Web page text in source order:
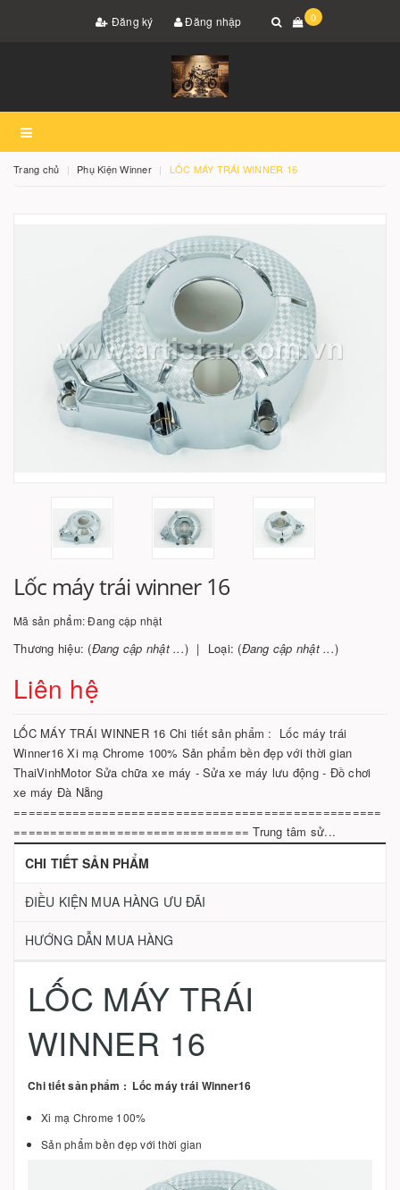
Đăng ký Đăng nhập 0
Trang chủ Phụ Kiện Winner LỐC MÁY TRÁI WINNER 16
Lốc máy trái winner 16
Mã sản phẩm:Đang cập nhật
Thương hiệu: (Đang cập nhật ...) Loại: (Đang cập nhật ...)
Liên hệ
LỐC MÁY TRÁI WINNER 16 Chi tiết sản phẩm : Lốc máy trái
Winner16 Xi mạ Chrome 100% Sản phẩm bền đẹp với thời gian
ThaiVinhMotor Sửa chữa xe máy - Sửa xe máy lưu động - Đồ chơi
xe máy Đà Nẵng
==================================================
================================ Trung tâm sử...
CHI TIẾT SẢN PHẨM
ĐIỀU KIỆN MUA HÀNG ƯU ĐÃI
HƯỚNG DẪN MUA HÀNG
LỐC MÁY TRÁI
WINNER 16
Chi tiết sản phẩm : Lốc máy trái Winner16
Xi mạ Chrome 100%
Sản phẩm bền đẹp với thời gian